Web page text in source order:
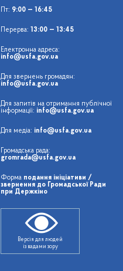
Пт: 9:00 — 16:45
Перерва: 13:00 — 13:45
Електронна адреса:
info@usfa.gov.ua
Для звернень громадян:
info@usfa.gov.ua
Для запитів на отримання публічної
інформації: info@usfa.gov.ua
Для медіа: info@usfa.gov.ua
Громадська рада:
gromrada@usfa.gov.ua
Форма подання ініціативи /
звернення до Громадської Ради
при Держкіно
Версія для людей
із вадами зору